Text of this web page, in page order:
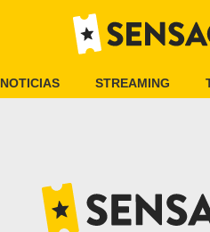
NOTICIAS STREAMING